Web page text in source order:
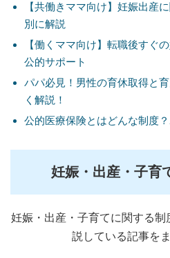
【共働きママ向け】妊娠出産
別に解説
【働くママ向け】転職後すぐ
公的サポート
パパ必見！男性の育休取得と
く解説！
公的医療保険とはどんな制度
妊娠・出産・子育
妊娠・出産・子育てに関する
説している記事を